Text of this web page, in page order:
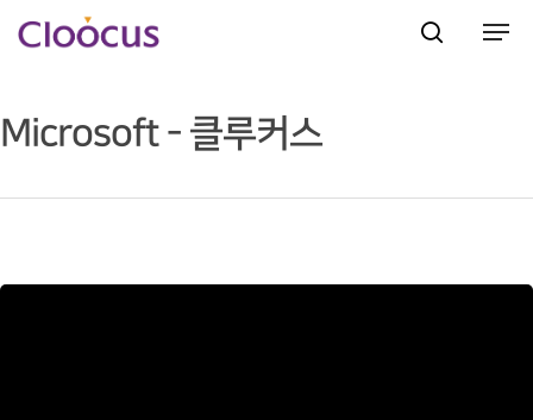
Hit enter to search or ESC to close
Microsoft - 클루커스